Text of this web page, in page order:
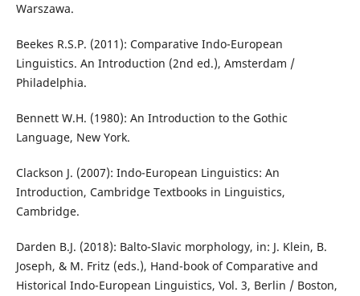
Warszawa.
Beekes R.S.P. (2011): Comparative Indo-European
Linguistics. An Introduction (2nd ed.), Amsterdam /
Philadelphia.
Bennett W.H. (1980): An Introduction to the Gothic
Language, New York.
Clackson J. (2007): Indo-European Linguistics: An
Introduction, Cambridge Textbooks in Linguistics,
Cambridge.
Darden B.J. (2018): Balto-Slavic morphology, in: J. Klein, B.
Joseph, & M. Fritz (eds.), Hand-book of Comparative and
Historical Indo-European Linguistics, Vol. 3, Berlin / Boston,